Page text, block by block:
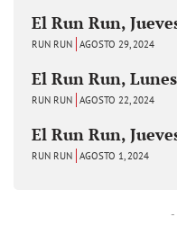
El Run Run,
RUN RUN AGOSTO 29, 2024
El Run Run,
RUN RUN AGOSTO 22, 2024
El Run Run,
RUN RUN AGOSTO 1, 2024
-